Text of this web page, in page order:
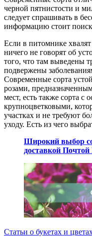
черной пятнистости и
следует спрашивать в
информацию стоит
Если в питомнике хвалят
ничего не говорят об
того, что там выведены
подвержены
Современные сорта
розами,
мест, есть также сорта с
крупноцветковыми,
участках и не требуют
уходу. Есть из чего
Широкий выбор
доставкой Почтой
Статьи о букетах и